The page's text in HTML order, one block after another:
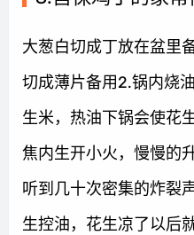
大葱白切成丁放在盆里
切成薄片备用2.锅内烧
生米，热油下锅会使花
焦内生开小火，慢慢的
听到几十次密集的炸裂
生控油，花生凉了以后